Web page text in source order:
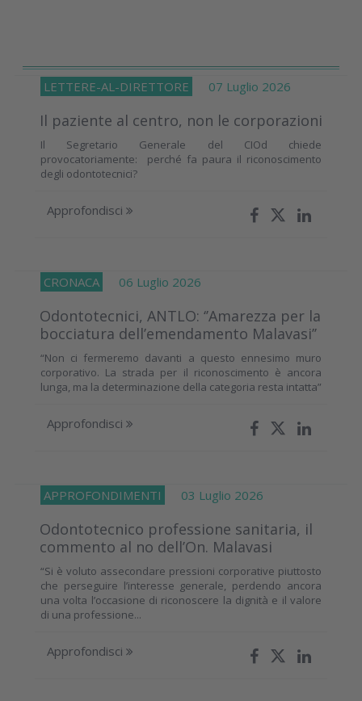
LETTERE-AL-DIRETTORE 07 Luglio 2026
Il paziente al centro, non le corporazioni
Il Segretario Generale del CIOd chiede
provocatoriamente: perché fa paura il riconoscimento
degli odontotecnici?
Approfondisci
CRONACA 06 Luglio 2026
Odontotecnici, ANTLO: ‘’Amarezza per la
bocciatura dell’emendamento Malavasi’’
“Non ci fermeremo davanti a questo ennesimo muro
corporativo. La strada per il riconoscimento è ancora
lunga, ma la determinazione della categoria resta intatta”
Approfondisci
APPROFONDIMENTI 03 Luglio 2026
Odontotecnico professione sanitaria, il
commento al no dell’On. Malavasi
“Si è voluto assecondare pressioni corporative piuttosto
che perseguire l’interesse generale, perdendo ancora
una volta l’occasione di riconoscere la dignità e il valore
di una professione...
Approfondisci